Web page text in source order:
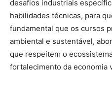
desafios industriais
habilidades técnicas, para
fundamental que os cursos
ambiental e sustentável,
que respeitem o
fortalecimento da economia